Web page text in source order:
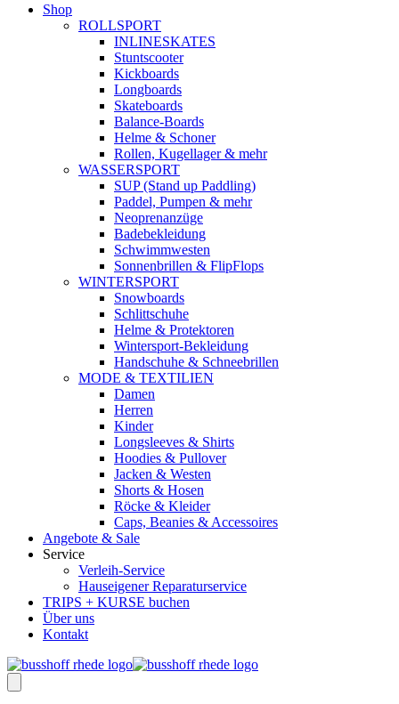
Shop
ROLLSPORT
INLINESKATES
Stuntscooter
Kickboards
Longboards
Skateboards
Balance-Boards
Helme & Schoner
Rollen, Kugellager & mehr
WASSERSPORT
SUP (Stand up Paddling)
Paddel, Pumpen & mehr
Neoprenanzüge
Badebekleidung
Schwimmwesten
Sonnenbrillen & FlipFlops
WINTERSPORT
Snowboards
Schlittschuhe
Helme & Protektoren
Wintersport-Bekleidung
Handschuhe & Schneebrillen
MODE & TEXTILIEN
Damen
Herren
Kinder
Longsleeves & Shirts
Hoodies & Pullover
Jacken & Westen
Shorts & Hosen
Röcke & Kleider
Caps, Beanies & Accessoires
Angebote & Sale
Service
Verleih-Service
Hauseigener Reparaturservice
TRIPS + KURSE buchen
Über uns
Kontakt